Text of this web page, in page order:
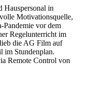
Hauspersonal in
Motivationsquelle,
Pandemie vor dem
Regelunterricht im
die AG Film auf
im Stundenplan.
Remote Control von